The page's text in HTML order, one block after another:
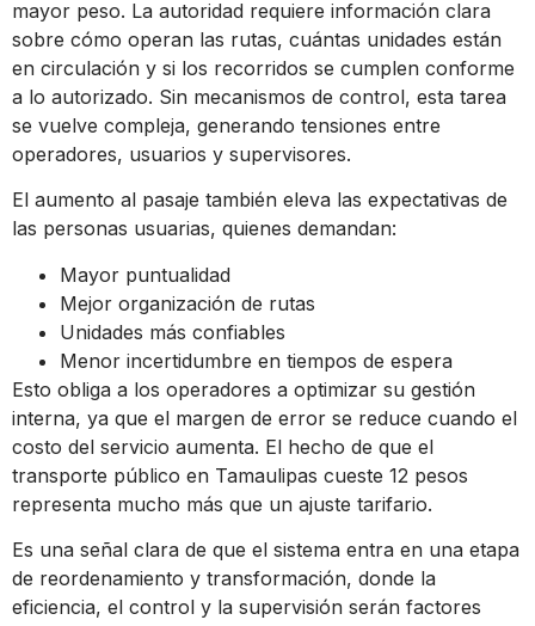
mayor peso. La autoridad requiere información clara
sobre cómo operan las rutas, cuántas unidades están
en circulación y si los recorridos se cumplen conforme
a lo autorizado. Sin mecanismos de control, esta tarea
se vuelve compleja, generando tensiones entre
operadores, usuarios y supervisores.
El aumento al pasaje también eleva las expectativas de
las personas usuarias, quienes demandan:
Mayor puntualidad
Mejor organización de rutas
Unidades más confiables
Menor incertidumbre en tiempos de espera
Esto obliga a los operadores a optimizar su gestión
interna, ya que el margen de error se reduce cuando el
costo del servicio aumenta. El hecho de que el
transporte público en Tamaulipas cueste 12 pesos
representa mucho más que un ajuste tarifario.
Es una señal clara de que el sistema entra en una etapa
de reordenamiento y transformación, donde la
eficiencia, el control y la supervisión serán factores